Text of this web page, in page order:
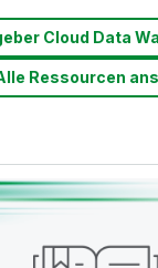
Cloud Data
Ressourcen